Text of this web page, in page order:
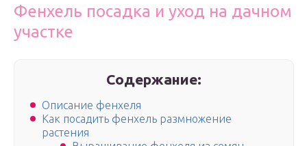
Фенхель посадка и уход на дачном
участке
Содержание:
Описание фенхеля
Как посадить фенхель размножение
растения